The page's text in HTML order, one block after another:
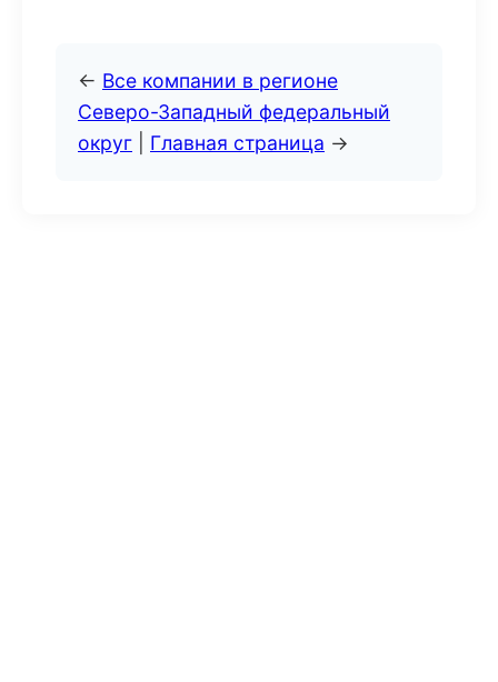
← Все компании в регионе
Северо-Западный федеральный
округ
Главная страница →